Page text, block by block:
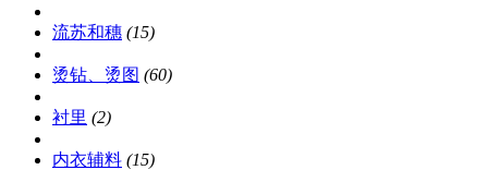
流苏和穗 (15)
烫钻、烫图 (60)
衬里 (2)
内衣辅料 (15)